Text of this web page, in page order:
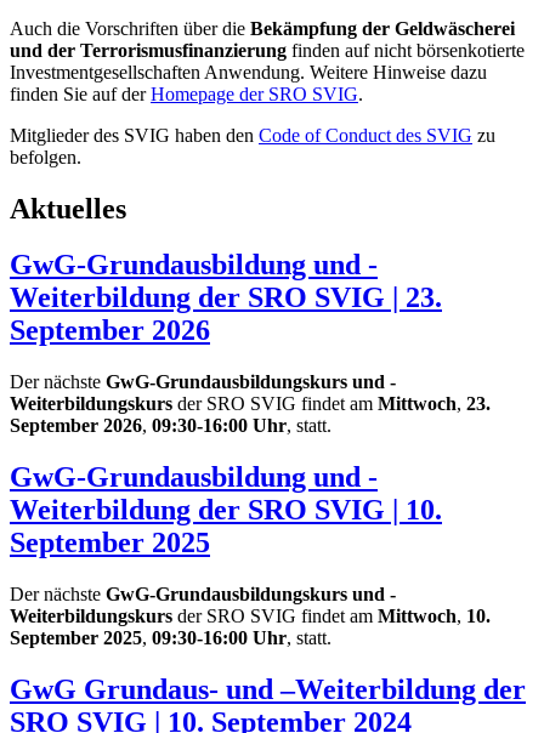
Auch die Vorschriften über die Bekämpfung der Geldwäscherei
und der Terrorismusfinanzierung finden auf nicht börsenkotierte
Investmentgesellschaften Anwendung. Weitere Hinweise dazu
finden Sie auf derHomepage der SRO SVIG.
Mitglieder des SVIG haben den Code of Conduct des SVIG zu
befolgen.
Aktuelles
GwG-Grundausbildung und -
Weiterbildung der SRO SVIG | 23.
September 2026
Der nächste GwG-Grundausbildungskurs und -
Weiterbildungskurs der SRO SVIG findet am Mittwoch, 23.
September 2026, 09:30-16:00 Uhr, statt.
GwG-Grundausbildung und -
Weiterbildung der SRO SVIG | 10.
September 2025
Der nächste GwG-Grundausbildungskurs und -
Weiterbildungskurs der SRO SVIG findet am Mittwoch, 10.
September 2025, 09:30-16:00 Uhr, statt.
GwG Grundaus- und –Weiterbildung der
SRO SVIG | 10. September 2024